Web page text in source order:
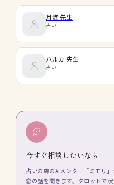
月海 先生
占い
ハルカ 先生
占い
今すぐ相談したいなら
占いの森のAIメンター「ミモリ
恋の話を聞きます。タロットで